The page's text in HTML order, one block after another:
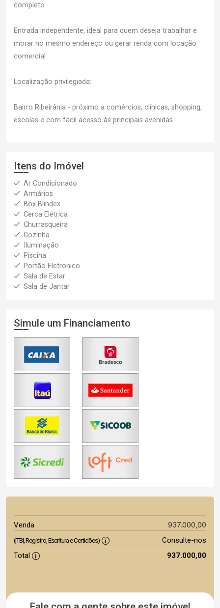
completo
Entrada independente, ideal para quem deseja trabalhar e
morar no mesmo endereço ou gerar renda com locação
comercial
Localização privilegiada:
Bairro Ribeirânia - próximo a comércios, clínicas, shopping,
escolas e com fácil acesso às principais avenidas.
Itens do Imóvel
Ar Condicionado
Armários
Box Blindex
Cerca Elétrica
Churrasqueira
Cozinha
Iluminação
Piscina
Portão Eletronico
Sala de Estar
Sala de Jantar
Simule um Financiamento
Venda 937.000,00
(ITBI, Registro, Escritura e Certidões)
Consulte-nos
Total
937.000,00